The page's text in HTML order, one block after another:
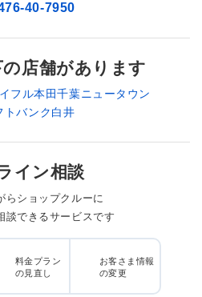
40-7950
店舗があります
フル本田千葉ニュータウン
トバンク白井
イン相談
らショップクルーに
談できるサービスです
料金プラン
の見直し
お客さま情報
の変更